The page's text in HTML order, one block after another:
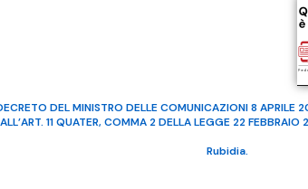
DEL MINISTRO DELLE COMUNICAZIONI 8
ALL’ART. 11 QUATER, COMMA 2 DELLA LEGGE 22
Rubidia. Tutti i